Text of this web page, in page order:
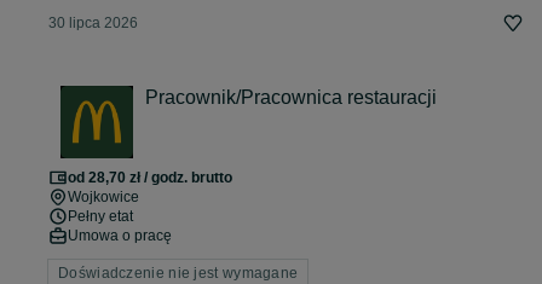
30 lipca 2026
Pracownik/Pracownica restauracji
od 28,70 zł / godz. brutto
Wojkowice
Pełny etat
Umowa o pracę
Doświadczenie nie jest wymagane